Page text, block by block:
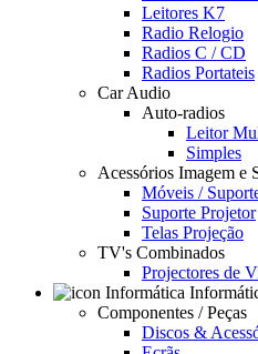
Leitores K7
Radio Relogio
Radios C / CD
Radios Portateis
Car Audio
Auto-radios
Leitor
Simples
Acessórios Imagem e
Móveis /
Suporte Projetor
Telas Projeção
TV's Combinados
Projectores de
Componentes / Peças
Discos &